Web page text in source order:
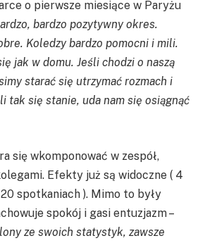
o pierwsze miesiące w Paryżu
bardzo pozytywny okres.
Koledzy bardzo pomocni i mili.
jak w domu. Jeśli chodzi o naszą
starać się utrzymać rozmach i
tak się stanie, uda nam się osiągnąć
się wkomponować w zespół,
Efekty już są widoczne ( 4
spotkaniach ). Mimo to były
spokój i gasi entuzjazm –
ze swoich statystyk, zawsze